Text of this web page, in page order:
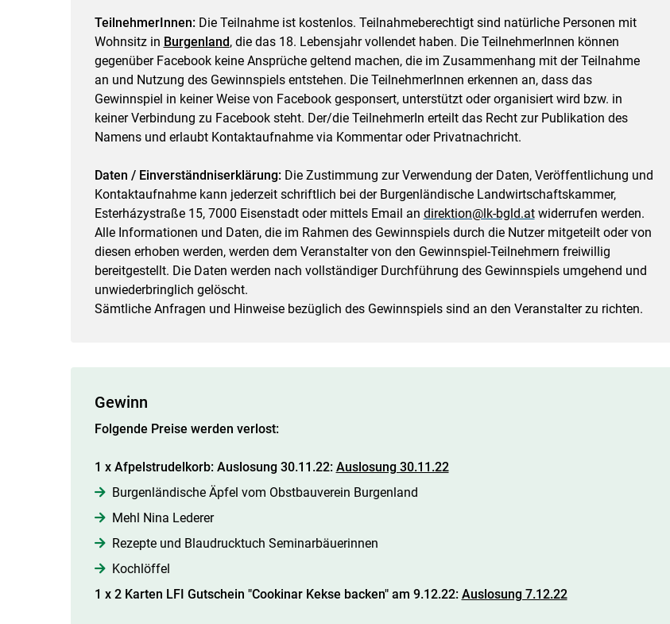
Skip to main content
TeilnehmerInnen: Die Teilnahme ist kostenlos. Teilnahmeberechtigt sind natürliche Personen mit
Wohnsitz in Burgenland, die das 18. Lebensjahr vollendet haben. Die TeilnehmerInnen können
gegenüber Facebook keine Ansprüche geltend machen, die im Zusammenhang mit der Teilnahme
an und Nutzung des Gewinnspiels entstehen. Die TeilnehmerInnen erkennen an, dass das
Gewinnspiel in keiner Weise von Facebook gesponsert, unterstützt oder organisiert wird bzw. in
keiner Verbindung zu Facebook steht. Der/die TeilnehmerIn erteilt das Recht zur Publikation des
Namens und erlaubt Kontaktaufnahme via Kommentar oder Privatnachricht.
Daten / Einverständniserklärung: Die Zustimmung zur Verwendung der Daten, Veröffentlichung und
Kontaktaufnahme kann jederzeit schriftlich bei der Burgenländische Landwirtschaftskammer,
Esterházystraße 15, 7000 Eisenstadt oder mittels Email an direktion@lk-bgld.atwiderrufen werden.
Alle Informationen und Daten, die im Rahmen des Gewinnspiels durch die Nutzer mitgeteilt oder von
diesen erhoben werden, werden dem Veranstalter von den Gewinnspiel-Teilnehmern freiwillig
bereitgestellt. Die Daten werden nach vollständiger Durchführung des Gewinnspiels umgehend und
unwiederbringlich gelöscht.
Sämtliche Anfragen und Hinweise bezüglich des Gewinnspiels sind an den Veranstalter zu richten.
Gewinn
Folgende Preise werden verlost:
1 x Afpelstrudelkorb: Auslosung 30.11.22: Auslosung 30.11.22
Burgenländische Äpfel vom Obstbauverein Burgenland
Mehl Nina Lederer
Rezepte und Blaudrucktuch Seminarbäuerinnen
Kochlöffel
1 x 2 Karten LFI Gutschein "Cookinar Kekse backen" am 9.12.22: Auslosung 7.12.22